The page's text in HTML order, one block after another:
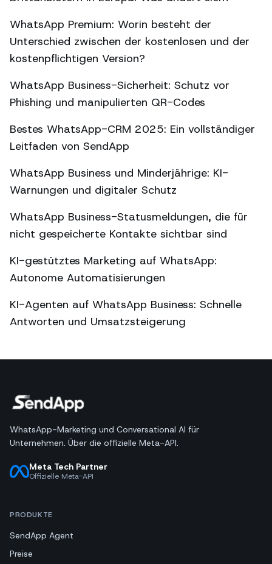
WhatsApp Premium: Worin besteht der
Unterschied zwischen der kostenlosen und der
kostenpflichtigen Version?
WhatsApp Business-Sicherheit: Schutz vor
Phishing und manipulierten QR-Codes
Bestes WhatsApp-CRM 2025: Ein vollständiger
Leitfaden von SendApp
WhatsApp Business und Minderjährige: KI-
Warnungen und digitaler Schutz
WhatsApp Business-Statusmeldungen, die für
nicht gespeicherte Kontakte sichtbar sind
KI-gestütztes Marketing auf WhatsApp:
Autonome Automatisierungen
KI-Agenten auf WhatsApp Business: Schnelle
Antworten und Umsatzsteigerung
WhatsApp-Marketing und Conversational AI für
Unternehmen. Über die offizielle Meta-API.
Meta Tech Partner
Offizielle Meta-API
PRODUKTE
SendApp Agent
Preise